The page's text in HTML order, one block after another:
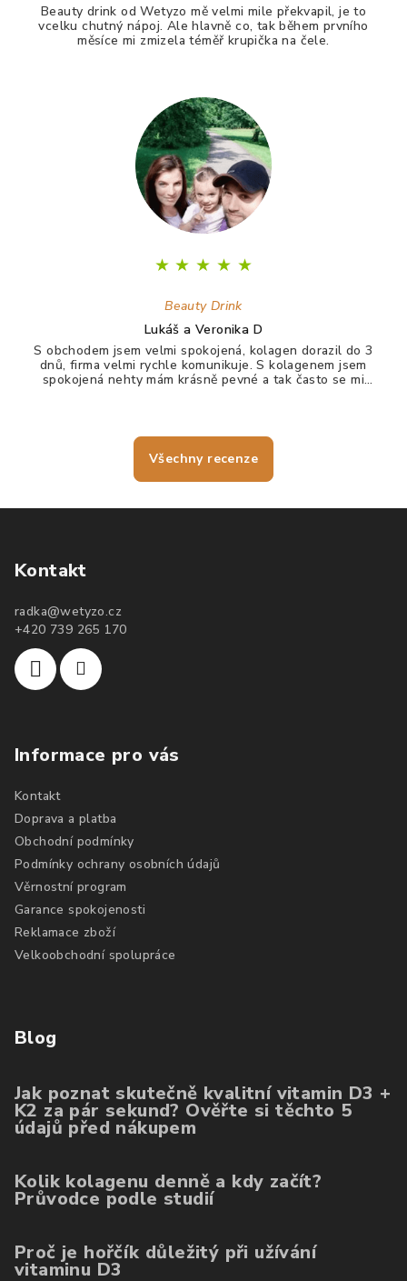
Beauty drink od Wetyzo mě velmi mile překvapil, je to
vcelku chutný nápoj. Ale hlavně co, tak během prvního
měsíce mi zmizela téměř krupička na čele.
★ ★ ★ ★ ★
Beauty Drink
Lukáš a Veronika D
S obchodem jsem velmi spokojená, kolagen dorazil do 3
dnů, firma velmi rychle komunikuje. S kolagenem jsem
spokojená nehty mám krásně pevné a tak často se mi
Všechny recenze
Kontakt
radka@wetyzo.cz
+420 739 265 170
Informace pro vás
Kontakt
Doprava a platba
Obchodní podmínky
Podmínky ochrany osobních údajů
Věrnostní program
Garance spokojenosti
Reklamace zboží
Velkoobchodní spolupráce
Blog
Jak poznat skutečně kvalitní vitamin D3 +
K2 za pár sekund? Ověřte si těchto 5
údajů před nákupem
Kolik kolagenu denně a kdy začít?
Průvodce podle studií
Proč je hořčík důležitý při užívání
vitaminu D3